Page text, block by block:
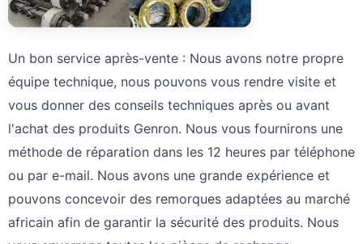
Un bon service après-vente : Nous avons notre propre
équipe technique, nous pouvons vous rendre visite et
vous donner des conseils techniques après ou avant
l'achat des produits Genron. Nous vous fournirons une
méthode de réparation dans les 12 heures par téléphone
ou par e-mail. Nous avons une grande expérience et
pouvons concevoir des remorques adaptées au marché
africain afin de garantir la sécurité des produits. Nous